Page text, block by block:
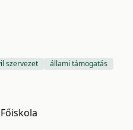
szervezet
állami támogatás